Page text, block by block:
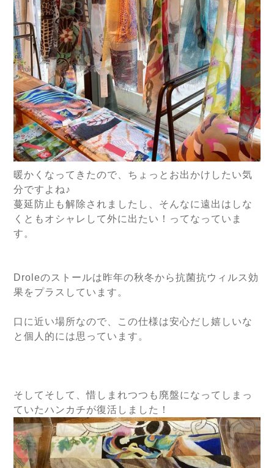
暖かくなってきたので、ちょっとお出かけしたい気
分ですよね♪
蔓延防止も解除されましたし、そんなに遠出はしな
くともオシャレして外に出たい！ってなっていま
す。
Droleのストールは昨年の秋冬から抗菌抗ウィルス効
果をプラスしています。
口に近い場所なので、この仕様は安心だし嬉しいな
と個人的には思っています。
そしてそして、惜しまれつつも廃盤になってしまっ
ていたハンカチが復活しました！